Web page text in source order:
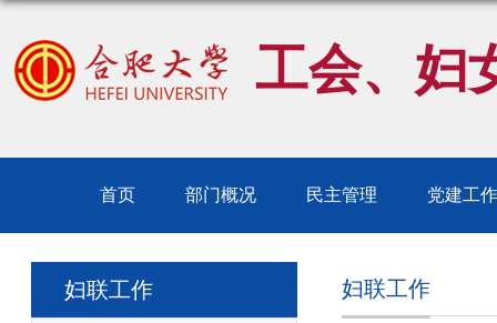
工会、妇
首页 部门概况 民主管理 党建工作
妇联工作 妇联工作